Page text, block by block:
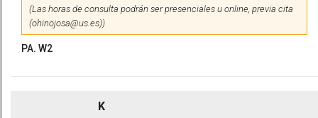
(Las horas de consulta podrán ser presenciales u online, previa cita
(ohinojosa@us.es))
PA. W2
K